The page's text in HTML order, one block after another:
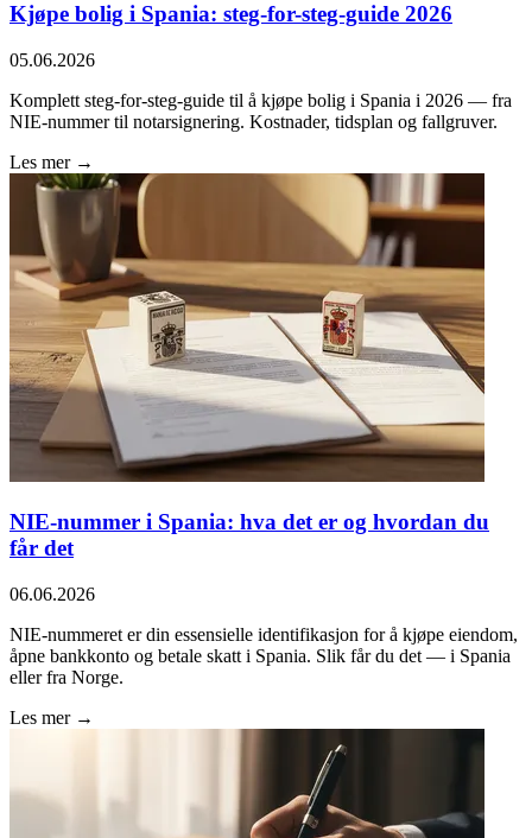
Kjøpe bolig i Spania: steg-for-steg-guide 2026
05.06.2026
Komplett steg-for-steg-guide til å kjøpe bolig i Spania i 2026 — fra
NIE-nummer til notarsignering. Kostnader, tidsplan og fallgruver.
Les mer →
NIE-nummer i Spania: hva det er og hvordan du
får det
06.06.2026
NIE-nummeret er din essensielle identifikasjon for å kjøpe eiendom,
åpne bankkonto og betale skatt i Spania. Slik får du det — i Spania
eller fra Norge.
Les mer →